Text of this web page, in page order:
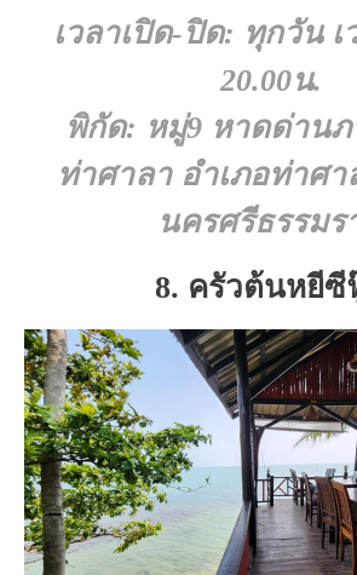
เวลาเปิด-ปิด: ทุกวัน เ
20.00น.
พิกัด: หมู่9 หาดด่าน
ท่าศาลา อำเภอท่าศา
นครศรีธรรมร
8. ครัวต้นหยีซี